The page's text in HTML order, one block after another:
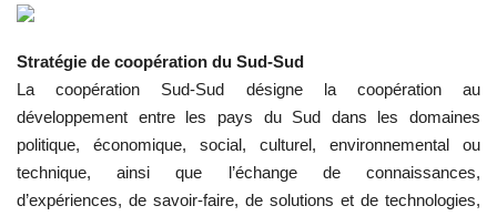
Héritage de Gamal Abdel Nasser
L'Égypte
Les auspices
Stratégie de coopération du Sud-Sud
La coopération Sud-Sud désigne la coopération au
développement entre les pays du Sud dans les domaines
politique, économique, social, culturel, environnemental ou
technique, ainsi que l’échange de connaissances,
d’expériences, de savoir-faire, de solutions et de technologies,